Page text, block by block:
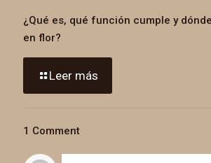
¿Qué es, qué función cumple y
en flor?
Leer más
1 Comment